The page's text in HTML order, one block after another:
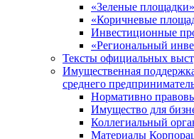
«Зеленые площадки»
«Коричневые
Инвестиционные
«Региональный
Тексты официальных
Имущественная
среднего
Нормативно
Имущество для
Коллегиальный
Материалы